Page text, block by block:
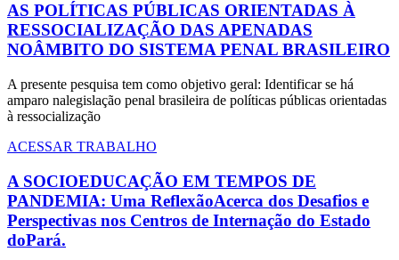
AS POLÍTICAS PÚBLICAS ORIENTADAS À
RESSOCIALIZAÇÃO DAS APENADAS
NOÂMBITO DO SISTEMA PENAL BRASILEIRO
A presente pesquisa tem como objetivo geral: Identificar se há
amparo nalegislação penal brasileira de políticas públicas orientadas
à ressocialização
ACESSAR TRABALHO
A SOCIOEDUCAÇÃO EM TEMPOS DE
PANDEMIA: Uma ReflexãoAcerca dos Desafios e
Perspectivas nos Centros de Internação do Estado
doPará.